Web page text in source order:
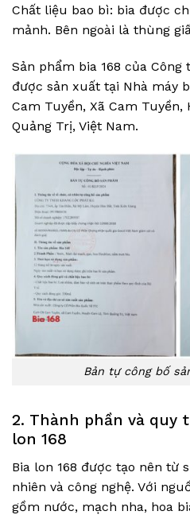
Chất liệu bao bì: bia được
mảnh. Bên ngoài là thùng
Sản phẩm bia 168 của Công
được sản xuất tại Nhà máy
Cam Tuyền, Xã Cam Tuyền,
Quảng Trị, Việt Nam.
Bản tự công bố
2. Thành phần và quy
lon 168
Bia lon 168 được tạo nên từ
nhiên và công nghệ. Với
gồm nước, mạch nha, hoa